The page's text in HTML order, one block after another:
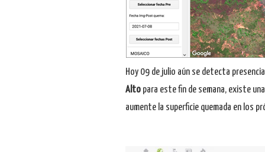
Hoy 09 de julio aún se detecta
Alto para este fin de semana, existe
aumente la superficie quemada en los